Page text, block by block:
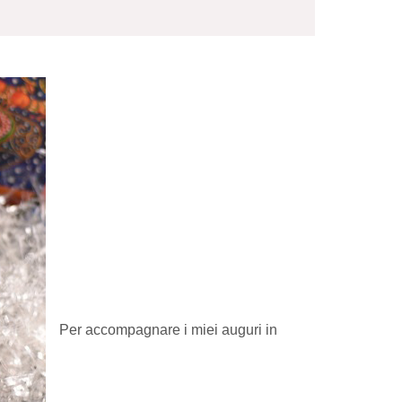
Per accompagnare i miei auguri in